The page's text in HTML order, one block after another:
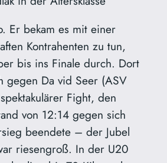
Er bekam es mit einer
Kontrahenten zu tun,
bis ins Finale durch. Dort
gegen Da vid Seer (ASV
Fight, den
von 12:14 gegen sich
beendete – der Jubel
riesengroß. In der U20